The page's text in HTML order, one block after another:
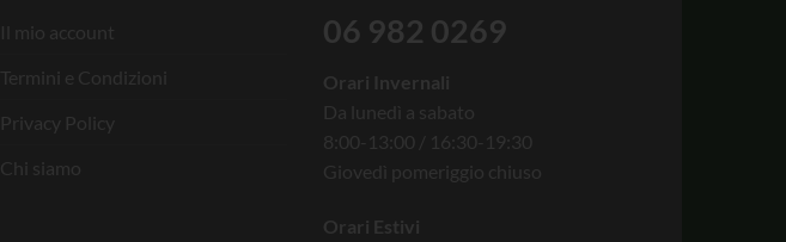
Il mio account
Termini e Condizioni
Privacy Policy
Chi siamo
06 982 0269
Orari Invernali
Da lunedì a sabato
8:00-13:00 / 16:30-19:30
Giovedì pomeriggio chiuso
Orari Estivi